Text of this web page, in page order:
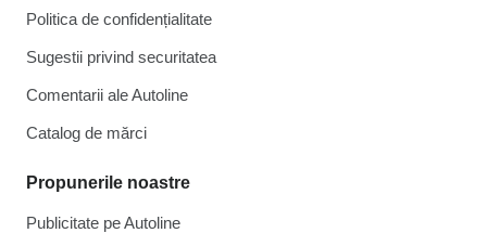
Politica de confidențialitate
Sugestii privind securitatea
Comentarii ale Autoline
Catalog de mărcі
Propunerile noastre
Publicitate pe Autoline